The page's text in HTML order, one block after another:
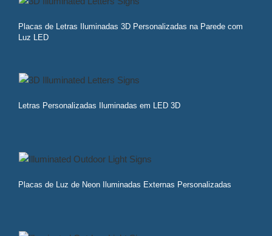
Placas de Letras Iluminadas 3D Personalizadas na Parede com
Luz LED
Letras Personalizadas Iluminadas em LED 3D
Placas de Luz de Neon Iluminadas Externas Personalizadas